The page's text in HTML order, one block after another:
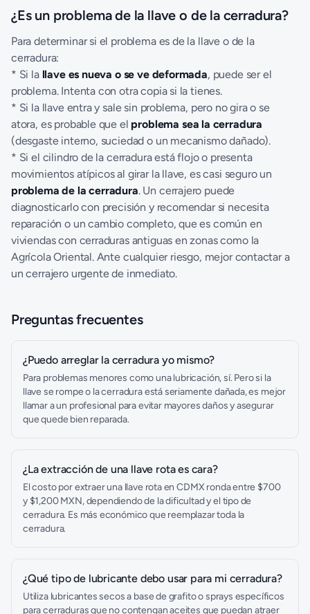
¿Es un problema de la llave o de la cerradura?
Para determinar si el problema es de la llave o de la
cerradura:
* Si la llave es nueva o se ve deformada, puede ser el
problema. Intenta con otra copia si la tienes.
* Si la llave entra y sale sin problema, pero no gira o se
atora, es probable que el problema sea la cerradura
(desgaste interno, suciedad o un mecanismo dañado).
* Si el cilindro de la cerradura está flojo o presenta
movimientos atípicos al girar la llave, es casi seguro un
problema de la cerradura. Un cerrajero puede
diagnosticarlo con precisión y recomendar si necesita
reparación o un cambio completo, que es común en
viviendas con cerraduras antiguas en zonas como la
Agrícola Oriental. Ante cualquier riesgo, mejor contactar a
uncerrajero urgentede inmediato.
Preguntas frecuentes
¿Puedo arreglar la cerradura yo mismo?
Para problemas menores como una lubricación, sí. Pero si la
llave se rompe o la cerradura está seriamente dañada, es mejor
llamar a un profesional para evitar mayores daños y asegurar
que quede bien reparada.
¿La extracción de una llave rota es cara?
El costo por extraer una llave rota en CDMX ronda entre $700
y $1,200 MXN, dependiendo de la dificultad y el tipo de
cerradura. Es más económico que reemplazar toda la
cerradura.
¿Qué tipo de lubricante debo usar para mi cerradura?
Utiliza lubricantes secos a base de grafito o sprays específicos
para cerraduras que no contengan aceites que puedan atraer